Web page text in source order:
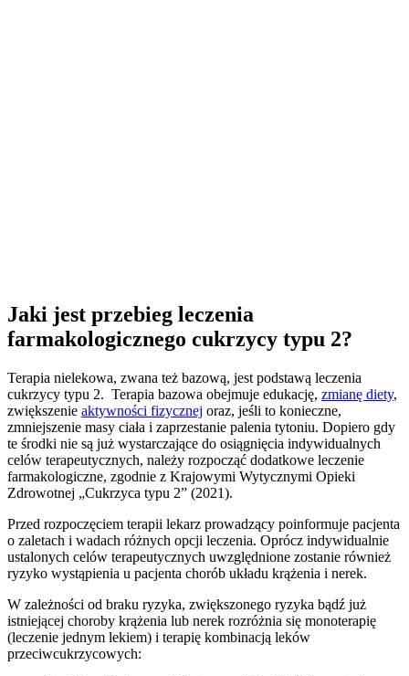
Jaki jest przebieg leczenia
farmakologicznego cukrzycy typu 2?
Terapia nielekowa, zwana też bazową, jest podstawą leczenia
cukrzycy typu 2. Terapia bazowa obejmuje edukację, zmianę diety,
zwiększenie aktywności fizycznej oraz, jeśli to konieczne,
zmniejszenie masy ciała i zaprzestanie palenia tytoniu. Dopiero gdy
te środki nie są już wystarczające do osiągnięcia indywidualnych
celów terapeutycznych, należy rozpocząć dodatkowe leczenie
farmakologiczne, zgodnie z Krajowymi Wytycznymi Opieki
Zdrowotnej „Cukrzyca typu 2” (2021).
Przed rozpoczęciem terapii lekarz prowadzący poinformuje pacjenta
o zaletach i wadach różnych opcji leczenia. Oprócz indywidualnie
ustalonych celów terapeutycznych uwzględnione zostanie również
ryzyko wystąpienia u pacjenta chorób układu krążenia i nerek.
W zależności od braku ryzyka, zwiększonego ryzyka bądź już
istniejącej choroby krążenia lub nerek rozróżnia się monoterapię
(leczenie jednym lekiem) i terapię kombinacją leków
przeciwcukrzycowych: